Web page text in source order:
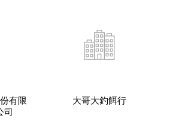
有限
司
大哥大釣餌行